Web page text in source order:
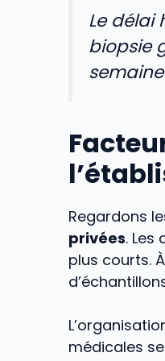
Le délai
biopsie
Regardons
privées.
plus courts.
médicales